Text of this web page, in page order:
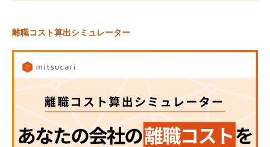
離職コスト算出シミュレーター